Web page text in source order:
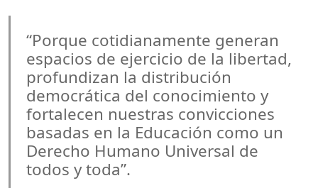
“Porque cotidianamente generan
espacios de ejercicio de la libertad,
profundizan la distribución
democrática del conocimiento y
fortalecen nuestras convicciones
basadas en la Educación como un
Derecho Humano Universal de
todos y toda”.